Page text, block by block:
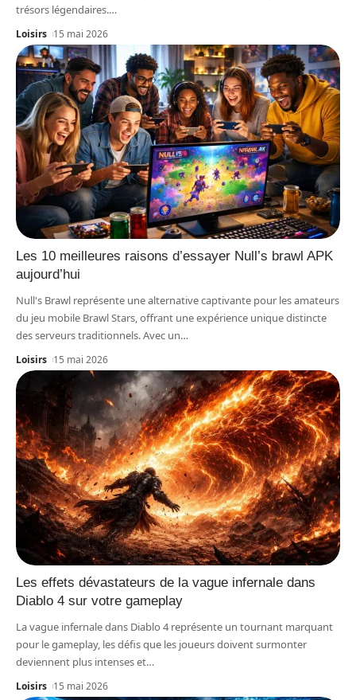
trésors légendaires.…
Loisirs 15 mai 2026
Les 10 meilleures raisons d’essayer Null’s brawl APK
aujourd’hui
Null's Brawl représente une alternative captivante pour les amateurs
du jeu mobile Brawl Stars, offrant une expérience unique distincte
des serveurs traditionnels. Avec un…
Loisirs 15 mai 2026
Les effets dévastateurs de la vague infernale dans
Diablo 4 sur votre gameplay
La vague infernale dans Diablo 4 représente un tournant marquant
pour le gameplay, les défis que les joueurs doivent surmonter
deviennent plus intenses et…
Loisirs 15 mai 2026